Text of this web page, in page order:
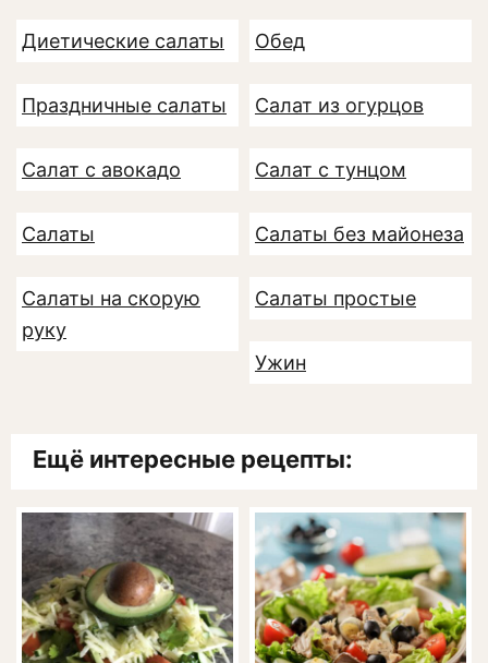
Диетические салаты Обед
Праздничные салаты Салат из огурцов
Салат с авокадо Салат с тунцом
Салаты Салаты без майонеза
Салаты на скорую
руку
Салаты простые
Ужин
Ещё интересные рецепты: